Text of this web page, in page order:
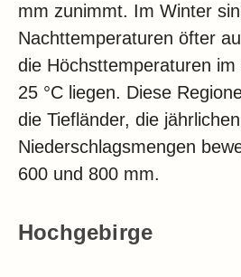
mm zunimmt. Im Winter
Nachttemperaturen öfter
die Höchsttemperaturen
25 °C liegen. Diese
die Tiefländer, die jährlichen
Niederschlagsmengen
600 und 800 mm.
Hochgebirge